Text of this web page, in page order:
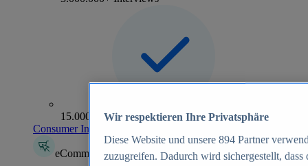
15.000+ Marken
Consumer Insights entdecken
eCommerce Insights
Wir respektieren Ihre Privatsphäre
Diese Website und unsere 894 Partner
zuzugreifen. Dadurch wird sichergestellt,